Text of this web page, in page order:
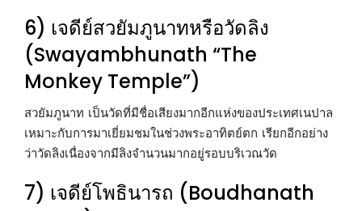
6) เจดีย์สวยัมภูนาทหรือวัดลิง
(Swayambhunath “The
Monkey Temple”)
สวยัมภูนาท เป็นวัดที่มีชื่อเสียงมากอีกแห่งของประเทศเนปาล
เหมาะกับการมาเยี่ยมชมในช่วงพระอาทิตย์ตก เรียกอีกอย่าง
ว่าวัดลิงเนื่องจากมีลิงจำนวนมากอยู่รอบบริเวณวัด
7) เจดีย์โพธินารถ (Boudhanath